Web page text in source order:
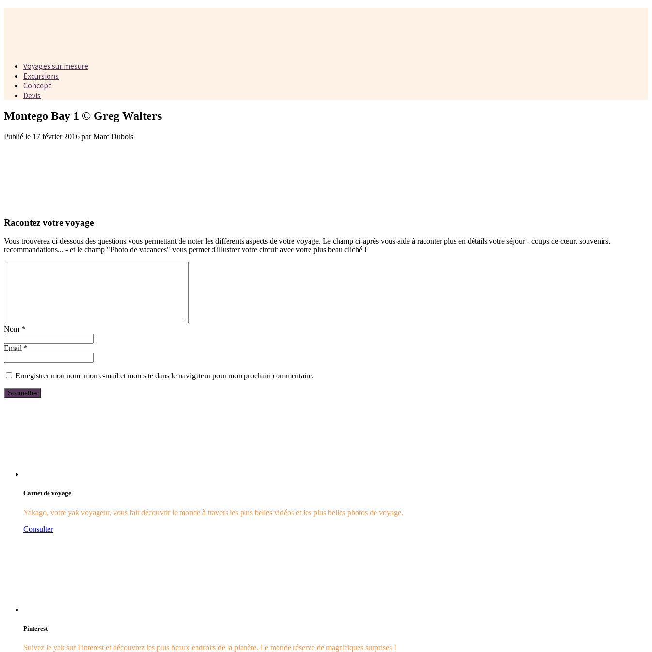
Voyages sur mesure
Excursions
Concept
Devis
Montego Bay 1 © Greg Walters
Publié le 17 février 2016 par Marc Dubois
Racontez votre voyage
Vous trouverez ci-dessous des questions vous permettant de noter les différents aspects de votre voyage. Le champ ci-après vous aide à raconter plus en détails votre séjour - coups de cœur, souvenirs,
recommandations... - et le champ "Photo de vacances" vous permet d'illustrer votre circuit avec votre plus beau cliché !
Nom *
Email *
Enregistrer mon nom, mon e-mail et mon site dans le navigateur pour mon prochain commentaire.
Carnet de voyage
Yakago, votre yak voyageur, vous fait découvrir le monde à travers les plus belles vidéos et les plus belles photos de voyage.
Consulter
Pinterest
Suivez le yak sur Pinterest et découvrez les plus beaux endroits de la planète. Le monde réserve de magnifiques surprises !